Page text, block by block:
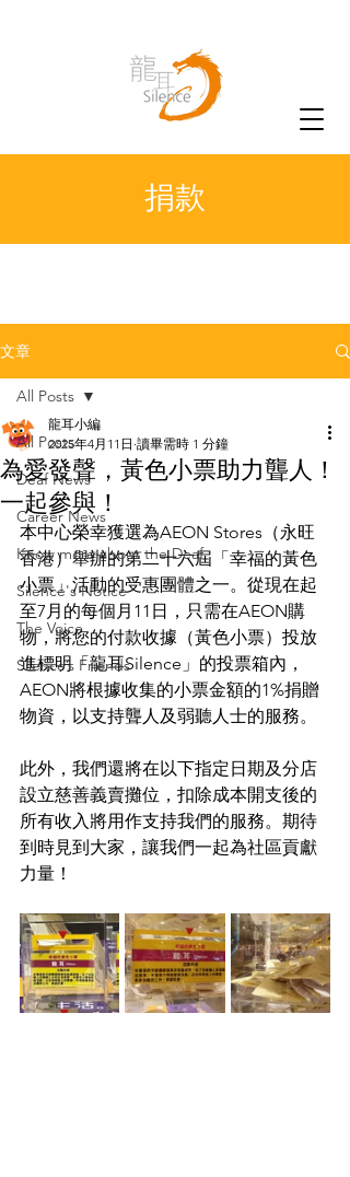
捐款
文章
All Posts
Deaf News
Career News
Know more about the Deaf
Silence's Notice
The Voice
Silence’s Friends
All Posts
為愛發聲，黃色小票助力聾人！
一起參與！
龍耳小編
2025年4月11日 讀畢需時 1 分鐘
本中心榮幸獲選為AEON Stores（永旺
香港）舉辦的第二十六屆「幸福的黃色
小票」活動的受惠團體之一。從現在起
至7月的每個月11日，只需在AEON購
物，將您的付款收據（黃色小票）投放
進標明「龍耳Silence」的投票箱內，
AEON將根據收集的小票金額的1%捐贈
物資，以支持聾人及弱聽人士的服務。
此外，我們還將在以下指定日期及分店
設立慈善義賣攤位，扣除成本開支後的
所有收入將用作支持我們的服務。期待
到時見到大家，讓我們一起為社區貢獻
力量！